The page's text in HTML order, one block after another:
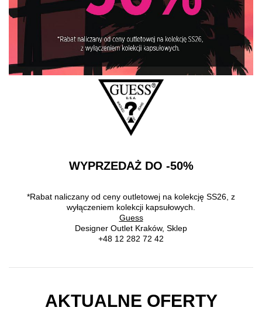
WYPRZEDAŻ DO -50%
*Rabat naliczany od ceny outletowej na kolekcję SS26, z
wyłączeniem kolekcji kapsułowych.
Guess
Designer Outlet Kraków, Sklep
+48 12 282 72 42
AKTUALNE OFERTY